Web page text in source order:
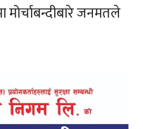
मोर्चाबन्दीबारे जनमतले